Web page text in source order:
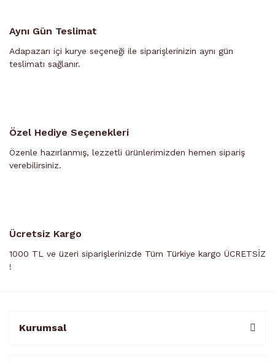
Aynı Gün Teslimat
Adapazarı içi kurye seçeneği ile siparişlerinizin aynı gün
teslimatı sağlanır.
Özel Hediye Seçenekleri
Özenle hazırlanmış, lezzetli ürünlerimizden hemen sipariş
verebilirsiniz.
Ücretsiz Kargo
1000 TL ve üzeri siparişlerinizde Tüm Türkiye kargo ÜCRETSİZ
!
Kurumsal